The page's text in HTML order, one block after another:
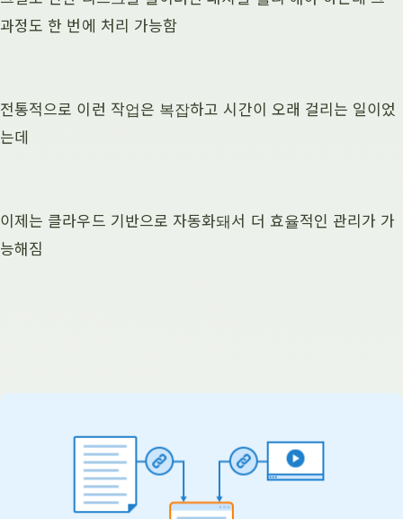
과정도 한 번에 처리 가능함
전통적으로 이런 작업은 복잡하고 시간이 오래 걸리는 일이었
는데
이제는 클라우드 기반으로 자동화돼서 더 효율적인 관리가 가
능해짐